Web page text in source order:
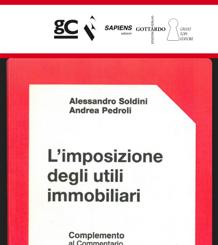
Giampiero Casagrande editore
Biblioteca letteraria Nord-Sud